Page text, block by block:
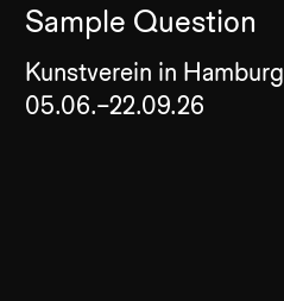
Sample Question
Kunstverein in Hamburg
05.06.–22.09.26